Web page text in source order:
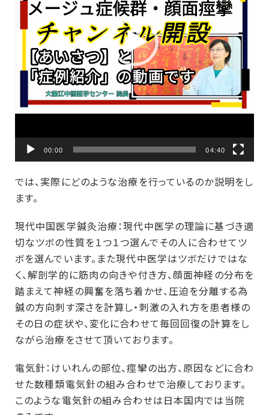
ー
00:00 04:40
では、実際にどのような治療を行っているのか説明をし
ます。
現代中国医学鍼灸治療：現代中医学の理論に基づき適
切なツボの性質を１つ１つ選んでその人に合わせてツ
ボを選んでいます。また現代中医学はツボだけではな
く、解剖学的に筋肉の向きや付き方、顔面神経の分布を
踏まえて神経の興奮を落ち着かせ、圧迫を分離する為
鍼の方向刺す深さを計算し・刺激の入れ方を患者様の
その日の症状や、変化に合わせて毎回回復の計算をし
ながら治療をさせて頂いております。
電気針：けいれんの部位、痙攣の出方、原因などに合わ
せた数種類電気針の組み合わせで治療しております。
このような電気針の組み合わせは日本国内では当院